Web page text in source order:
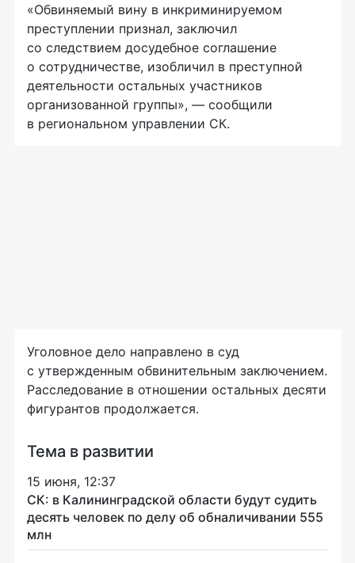
«Обвиняемый вину в инкриминируемом
преступлении признал, заключил
со следствием досудебное соглашение
о сотрудничестве, изобличил в преступной
деятельности остальных участников
организованной группы», — сообщили
в региональном управлении СК.
Уголовное дело направлено в суд
с утвержденным обвинительным заключением.
Расследование в отношении остальных десяти
фигурантов продолжается.
Тема в развитии
15 июня, 12:37
СК: в Калининградской области будут судить
десять человек по делу об обналичивании 555
млн